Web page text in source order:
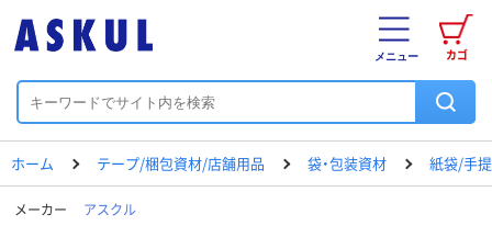
カゴ
メニュー
ホーム テープ/梱包資材/店舗用品 袋・包装資材 紙袋/手
メーカー アスクル